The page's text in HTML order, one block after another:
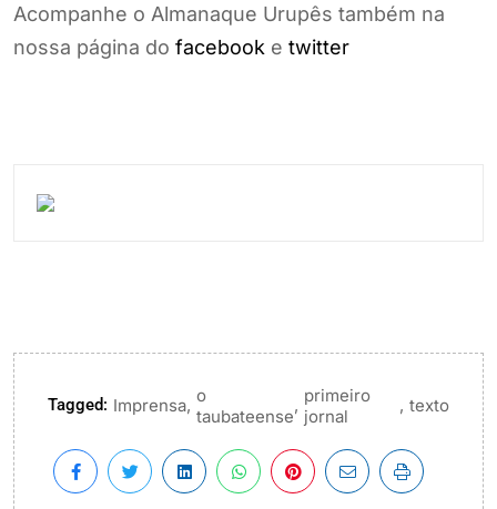
Acompanhe o Almanaque Urupês também na
nossa página do facebook e twitter
Tagged: Imprensa, o
taubateense
, primeiro
jornal
, texto